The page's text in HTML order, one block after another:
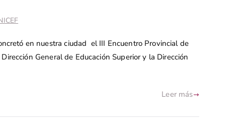
en nuestra ciudad el III Encuentro Provincial de
General de Educación Superior y la Dirección
Leer más